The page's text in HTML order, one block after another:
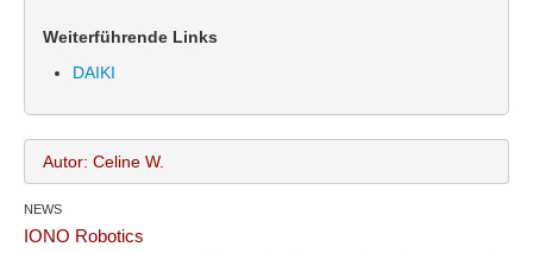
Weiterführende Links
DAIKI
Autor: Celine W.
NEWS
IONO Robotics